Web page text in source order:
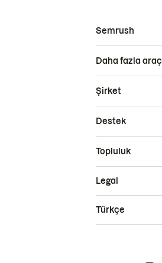
Semrush
Daha fazla araç
Şirket
Destek
Topluluk
Legal
Türkçe